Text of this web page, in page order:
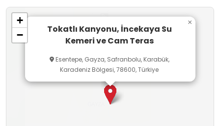
kanyon manzarasını gözler önüne sermektedir.
Tokatlı Kanyonu, İncekaya Su
Kemeri ve Cam Teras
Esentepe, Gayza, Safranbolu, Karabük,
Karadeniz Bölgesi, 78600, Türkiye
×
+
−